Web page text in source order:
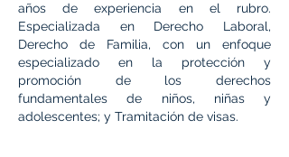
años de experiencia en el rubro.
Especializada en Derecho Laboral,
Derecho de Familia, con un enfoque
especializado en la protección y
promoción de los derechos
fundamentales de niños, niñas y
adolescentes; y Tramitación de visas.